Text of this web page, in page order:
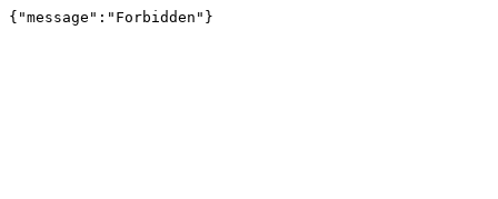
{"message":"Forbidden"}